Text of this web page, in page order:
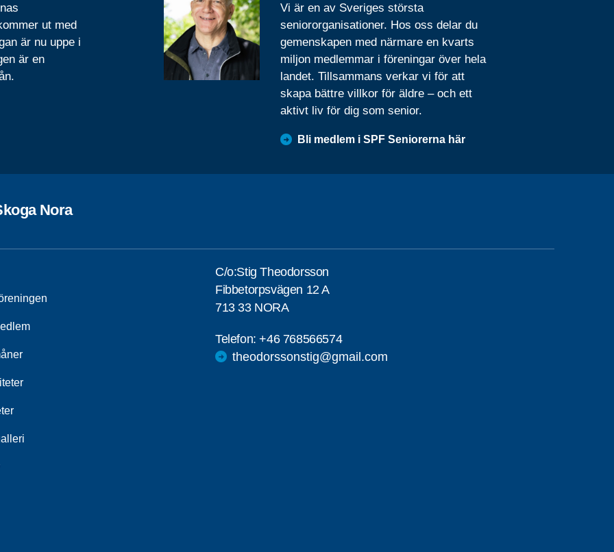
ut med
är nu uppe i
är en
Vi är en av Sveriges största
seniororganisationer. Hos oss delar du
gemenskapen med närmare en kvarts
miljon medlemmar i föreningar över hela
landet. Tillsammans verkar vi för att
skapa bättre villkor för äldre – och ett
aktivt liv för dig som senior.
Bli medlem i SPF Seniorerna här
Nora
C/o:Stig Theodorsson
Fibbetorpsvägen 12 A
713 33 NORA
Telefon:+46 768566574
theodorssonstig@gmail.com